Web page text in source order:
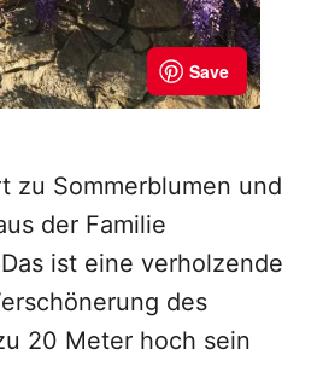
zu Sommerblumen und
der Familie
ist eine verholzende
des
20 Meter hoch sein